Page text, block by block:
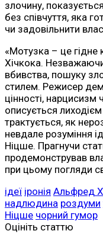
злочину,
без співчуття, яка
чи задовільнити
«Мотузка – це гідне
Хічкока.
вбивства, пошуку
стилем. Режисер
цінності, нарцисизм
описується
трактується, як
невдале розуміння
Ніцше. Прагнучи
продемонстрував
при цьому погляди
ідеї іронія Альфред
надлюдина роздуми
Ніцше чорний гумор
Оцініть статтю